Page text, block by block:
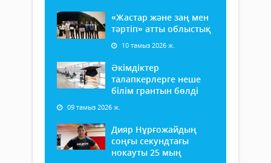
«Жастар және заң мен
тәртіп» атты облыстық
10 тамыз 2026 ж.
Әкімдіктер
талапкерлерге неше
білім грантын бөлді
09 тамыз 2026 ж.
Дияр Нұрғожайдың
соңғы секундтағы
нокауты 25 мың